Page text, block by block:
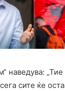
наведува:
сите ќе